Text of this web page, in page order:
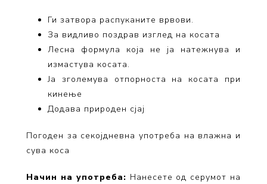
Ги затвора распуканите врвови.
За видливо поздрав изглед на косата
Лесна формула која не ја натежнува и
измастува косата.
Ја зголемува отпорноста на косата при
кинење
Додава природен сјај
Погоден за секојдневна употреба на влажна и
сува коса
Начин на употреба: Нанесете од серумот на